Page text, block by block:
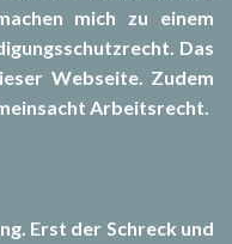
mich zu einem
Das
Webseite. Zudem
Arbeitsrecht.
Erst der Schreck und